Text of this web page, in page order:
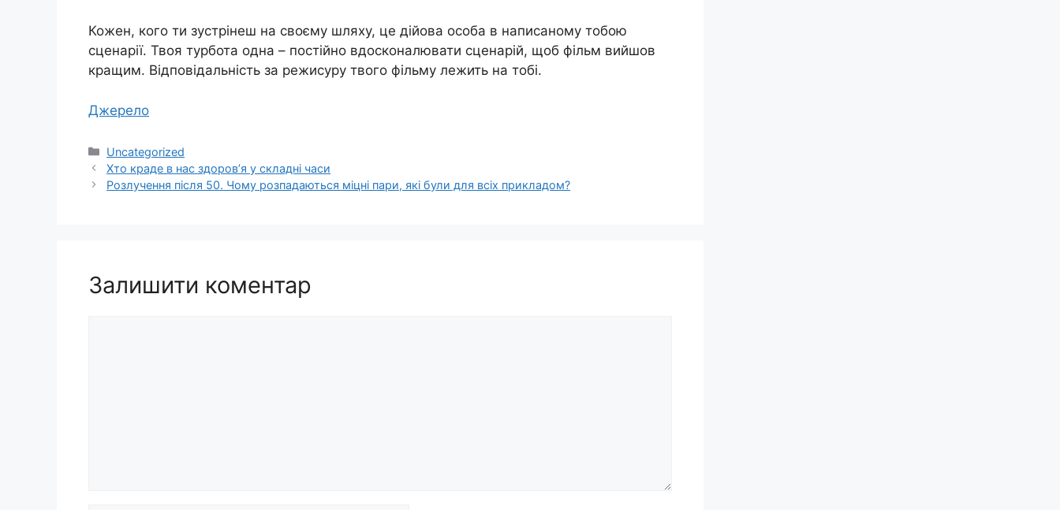
Кожен, кого ти зустрінеш на своєму шляху, це дійова особа в написаному тобою
сценарії. Твоя турбота одна – постійно вдосконалювати сценарій, щоб фільм вийшов
кращим. Відповідальність за режисуру твого фільму лежить на тобі.
Джерело
Категорії
Uncategorized
Хто краде в нас здоров’я у складні часи
Розлучення після 50. Чому розпадаються міцні пари, які були для всіх прикладом?
Залишити коментар